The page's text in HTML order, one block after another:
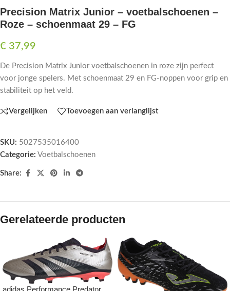
Precision Matrix Junior – voetbalschoenen –
Roze – schoenmaat 29 – FG
€ 37,99
De Precision Matrix Junior voetbalschoenen in roze zijn perfect
voor jonge spelers. Met schoenmaat 29 en FG-noppen voor grip en
stabiliteit op het veld.
Vergelijken Toevoegen aan verlanglijst
SKU: 5027535016400
Categorie: Voetbalschoenen
Share:
Gerelateerde producten
adidas Performance Predator